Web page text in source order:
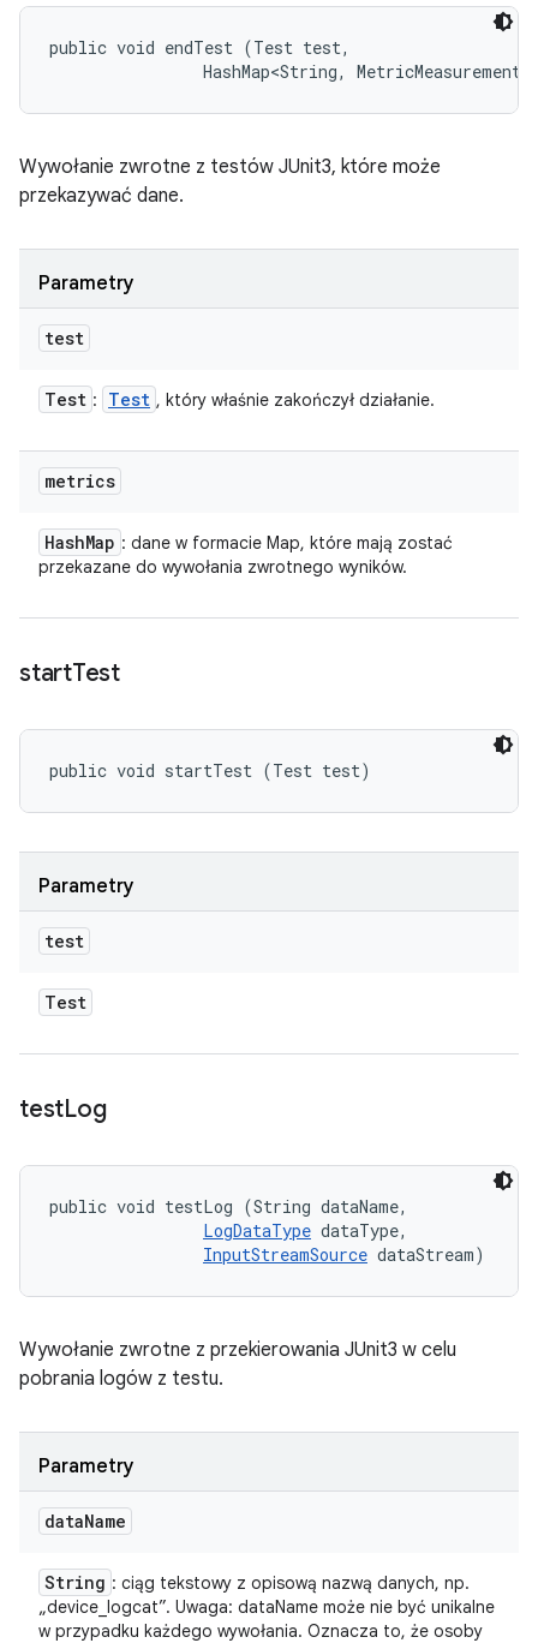
public void endTest (Test test,
HashMap<String,
Wywołanie zwrotne z testów JUnit3, które może
przekazywać dane.
Parametry
test
Test : Test , który właśnie zakończył działanie.
metrics
HashMap : dane w formacie Map, które mają zostać
przekazane do wywołania zwrotnego wyników.
startTest
public void startTest (Test test)
Parametry
test
Test
testLog
public void testLog (String dataName,
LogDataType dataType,
InputStreamSource dataStream)
Wywołanie zwrotne z przekierowania JUnit3 w celu
pobrania logów z testu.
Parametry
dataName
String : ciąg tekstowy z opisową nazwą danych, np.
„device_logcat”. Uwaga: dataName może nie być unikalne
w przypadku każdego wywołania. Oznacza to, że osoby